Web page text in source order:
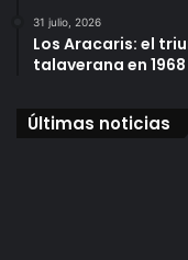
31 julio, 2026
Los Aracaris: el
talaverana en 1968
Últimas noticias